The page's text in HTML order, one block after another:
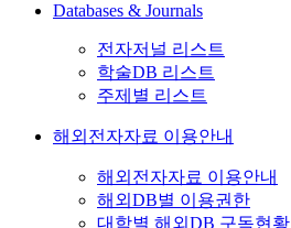
Databases & Journals
전자저널 리스트
학술DB 리스트
주제별 리스트
해외전자자료 이용안내
해외전자자료 이용안내
해외DB별 이용권한
대학별 해외DB 구독현황